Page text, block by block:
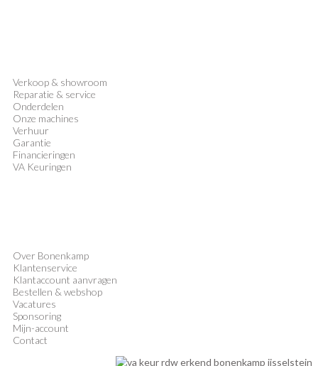
Verkoop & showroom
Reparatie & service
Onderdelen
Onze machines
Verhuur
Garantie
Financieringen
VA Keuringen
Over Bonenkamp
Klantenservice
Klantaccount aanvragen
Bestellen & webshop
Vacatures
Sponsoring
Mijn-account
Contact